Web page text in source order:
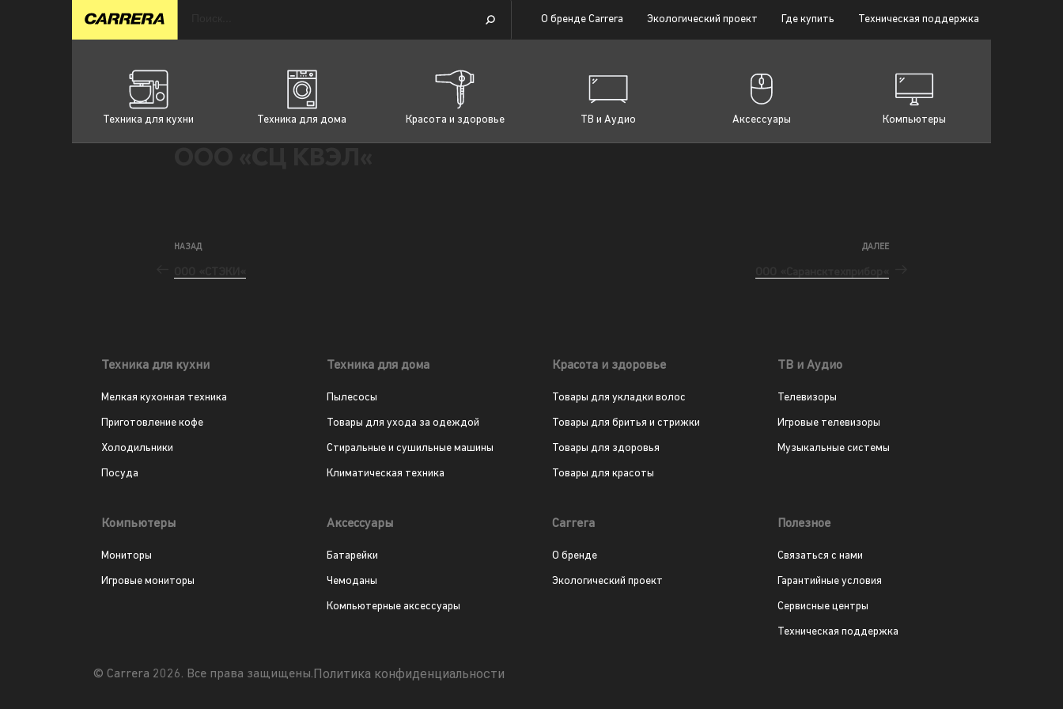
О бренде Carrera Экологический проект Где купить Техническая поддержка
Техника для кухни Техника для дома Красота и здоровье ТВ и Аудио Аксессуары Компьютеры
НАЗАД ДАЛЕЕ
Техника для кухни
Мелкая кухонная техника
Приготовление кофе
Холодильники
Посуда
Техника для дома
Пылесосы
Товары для ухода за одеждой
Стиральные и сушильные машины
Климатическая техника
Красота и здоровье
Товары для укладки волос
Товары для бритья и стрижки
Товары для здоровья
Товары для красоты
ТВ и Аудио
Телевизоры
Игровые телевизоры
Музыкальные системы
Компьютеры
Мониторы
Игровые мониторы
Аксессуары
Батарейки
Чемоданы
Компьютерные аксессуары
Carrera
О бренде
Экологический проект
Полезное
Связаться с нами
Гарантийные условия
Сервисные центры
Техническая поддержка
© Carrera 2026. Все права защищены.Политика конфиденциальности